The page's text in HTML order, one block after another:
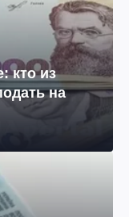
кто из
на